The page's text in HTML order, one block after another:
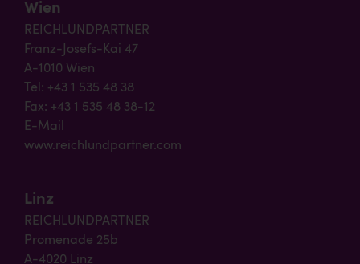
Wien
REICHLUNDPARTNER
Franz-Josefs-Kai 47
A-1010 Wien
Tel: +43 1 535 48 38
Fax: +43 1 535 48 38-12
E-Mail
www.reichlundpartner.com
Linz
REICHLUNDPARTNER
Promenade 25b
A-4020 Linz